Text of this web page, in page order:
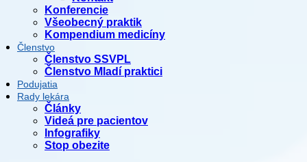
Konferencie
Všeobecný praktik
Kompendium medicíny
Členstvo
Členstvo SSVPL
Členstvo Mladí praktici
Podujatia
Rady lekára
Články
Videá pre pacientov
Infografiky
Stop obezite